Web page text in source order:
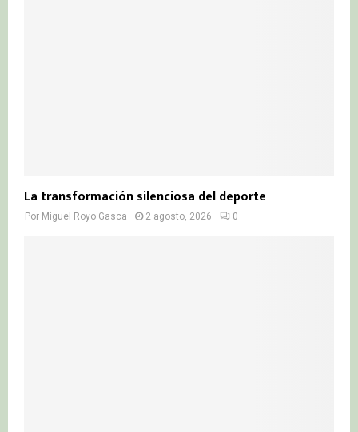
La transformación silenciosa del deporte
Por Miguel Royo Gasca 2 agosto, 2026 0